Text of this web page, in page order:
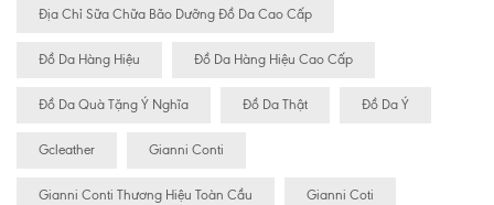
Địa Chỉ Sữa Chữa Bão Dưỡng Đồ Da Cao Cấp
Đồ Da Hàng Hiệu Đồ Da Hàng Hiệu Cao Cấp
Đồ Da Quà Tặng Ý Nghĩa Đồ Da Thật Đồ Da Ý
Gcleather Gianni Conti
Gianni Conti Thương Hiệu Toàn Cầu Gianni Coti